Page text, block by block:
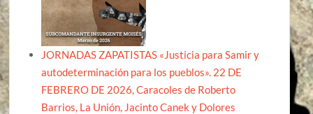
JORNADAS ZAPATISTAS «Justicia para Samir y
autodeterminación para los pueblos». 22 DE
FEBRERO DE 2026, Caracoles de Roberto
Barrios, La Unión, Jacinto Canek y Dolores